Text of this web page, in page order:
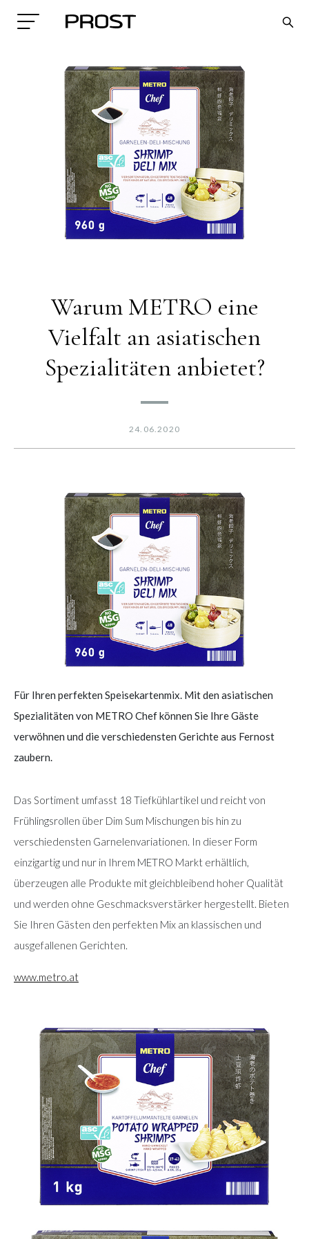
Warum METRO eine
Vielfalt an asiatischen
Spezialitäten anbietet?
24.06.2020
Für Ihren perfekten Speisekartenmix. Mit den asiatischen
Spezialitäten von METRO Chef können Sie Ihre Gäste
verwöhnen und die verschiedensten Gerichte aus Fernost
zaubern.
Das Sortiment umfasst 18 Tiefkühlartikel und reicht von
Frühlingsrollen über Dim Sum Mischungen bis hin zu
verschiedensten Garnelenvariationen. In dieser Form
einzigartig und nur in Ihrem METRO Markt erhältlich,
überzeugen alle Produkte mit gleichbleibend hoher Qualität
und werden ohne Geschmacksverstärker hergestellt. Bieten
Sie Ihren Gästen den perfekten Mix an klassischen und
ausgefallenen Gerichten.
www.metro.at